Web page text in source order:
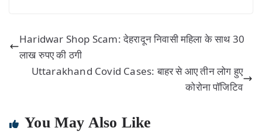
Haridwar Shop Scam: देहरादून निवासी महिला के साथ 30
लाख रुपए की ठगी
Uttarakhand Covid Cases: बाहर से आए तीन लोग हुए
कोरोना पॉजिटिव
You May Also Like